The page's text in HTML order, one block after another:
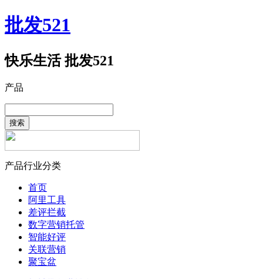
批发521
快乐生活 批发521
产品
搜索
产品行业分类
首页
阿里工具
差评拦截
数字营销托管
智能好评
关联营销
聚宝盆